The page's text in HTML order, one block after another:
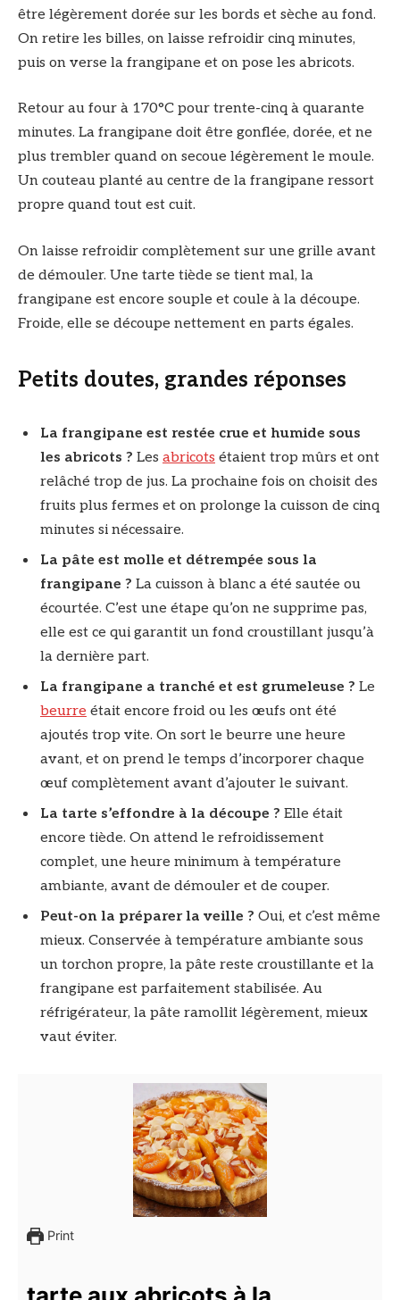
être légèrement dorée sur les bords et sèche au fond.
On retire les billes, on laisse refroidir cinq minutes,
puis on verse la frangipane et on pose les abricots.
Retour au four à 170°C pour trente-cinq à quarante
minutes. La frangipane doit être gonflée, dorée, et ne
plus trembler quand on secoue légèrement le moule.
Un couteau planté au centre de la frangipane ressort
propre quand tout est cuit.
On laisse refroidir complètement sur une grille avant
de démouler. Une tarte tiède se tient mal, la
frangipane est encore souple et coule à la découpe.
Froide, elle se découpe nettement en parts égales.
Petits doutes, grandes réponses
La frangipane est restée crue et humide sous
les abricots ? Les abricots étaient trop mûrs et ont
relâché trop de jus. La prochaine fois on choisit des
fruits plus fermes et on prolonge la cuisson de cinq
minutes si nécessaire.
La pâte est molle et détrempée sous la
frangipane ? La cuisson à blanc a été sautée ou
écourtée. C’est une étape qu’on ne supprime pas,
elle est ce qui garantit un fond croustillant jusqu’à
la dernière part.
La frangipane a tranché et est grumeleuse ? Le
beurre était encore froid ou les œufs ont été
ajoutés trop vite. On sort le beurre une heure
avant, et on prend le temps d’incorporer chaque
œuf complètement avant d’ajouter le suivant.
La tarte s’effondre à la découpe ? Elle était
encore tiède. On attend le refroidissement
complet, une heure minimum à température
ambiante, avant de démouler et de couper.
Peut-on la préparer la veille ? Oui, et c’est même
mieux. Conservée à température ambiante sous
un torchon propre, la pâte reste croustillante et la
frangipane est parfaitement stabilisée. Au
réfrigérateur, la pâte ramollit légèrement, mieux
vaut éviter.
Print